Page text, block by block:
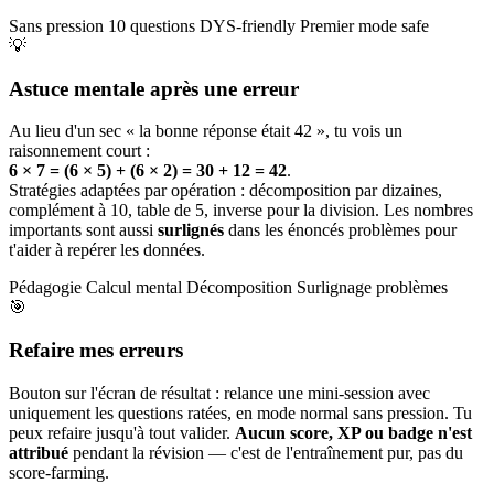
Sans pression 10 questions DYS-friendly Premier mode safe
💡
Astuce mentale après une erreur
Au lieu d'un sec « la bonne réponse était 42 », tu vois un
raisonnement court :
6 × 7 = (6 × 5) + (6 × 2) = 30 + 12 = 42.
Stratégies adaptées par opération : décomposition par dizaines,
complément à 10, table de 5, inverse pour la division. Les nombres
importants sont aussi surlignés dans les énoncés problèmes pour
t'aider à repérer les données.
Pédagogie Calcul mental Décomposition Surlignage problèmes
🎯
Refaire mes erreurs
Bouton sur l'écran de résultat : relance une mini-session avec
uniquement les questions ratées, en mode normal sans pression. Tu
peux refaire jusqu'à tout valider. Aucun score, XP ou badge n'est
attribué pendant la révision — c'est de l'entraînement pur, pas du
score-farming.